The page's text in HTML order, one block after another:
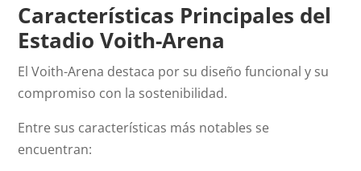
Características Principales del
Estadio Voith-Arena
El Voith-Arena destaca por su diseño funcional y su
compromiso con la sostenibilidad.
Entre sus características más notables se
encuentran: